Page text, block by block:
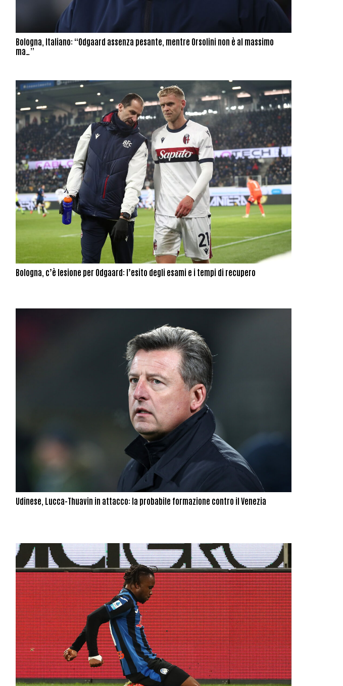
Bologna, Italiano: “Odgaard assenza pesante, mentre Orsolini non è al massimo
ma…”
Bologna, c’è lesione per Odgaard: l’esito degli esami e i tempi di recupero
Udinese, Lucca-Thuavin in attacco: la probabile formazione contro il Venezia